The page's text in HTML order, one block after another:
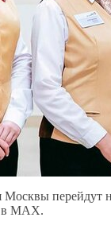
перейдут
в MAX.